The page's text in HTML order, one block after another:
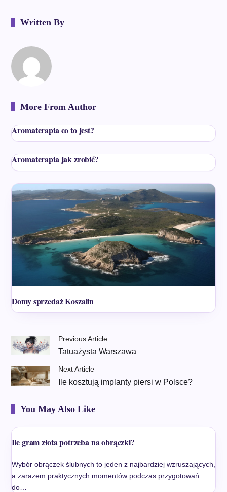
Written By
More From Author
Aromaterapia co to jest?
Aromaterapia jak zrobić?
Domy sprzedaż Koszalin
Previous Article
Tatuażysta Warszawa
Next Article
Ile kosztują implanty piersi w Polsce?
You May Also Like
Ile gram złota potrzeba na obrączki?
Wybór obrączek ślubnych to jeden z najbardziej wzruszających,
a zarazem praktycznych momentów podczas przygotowań
do…